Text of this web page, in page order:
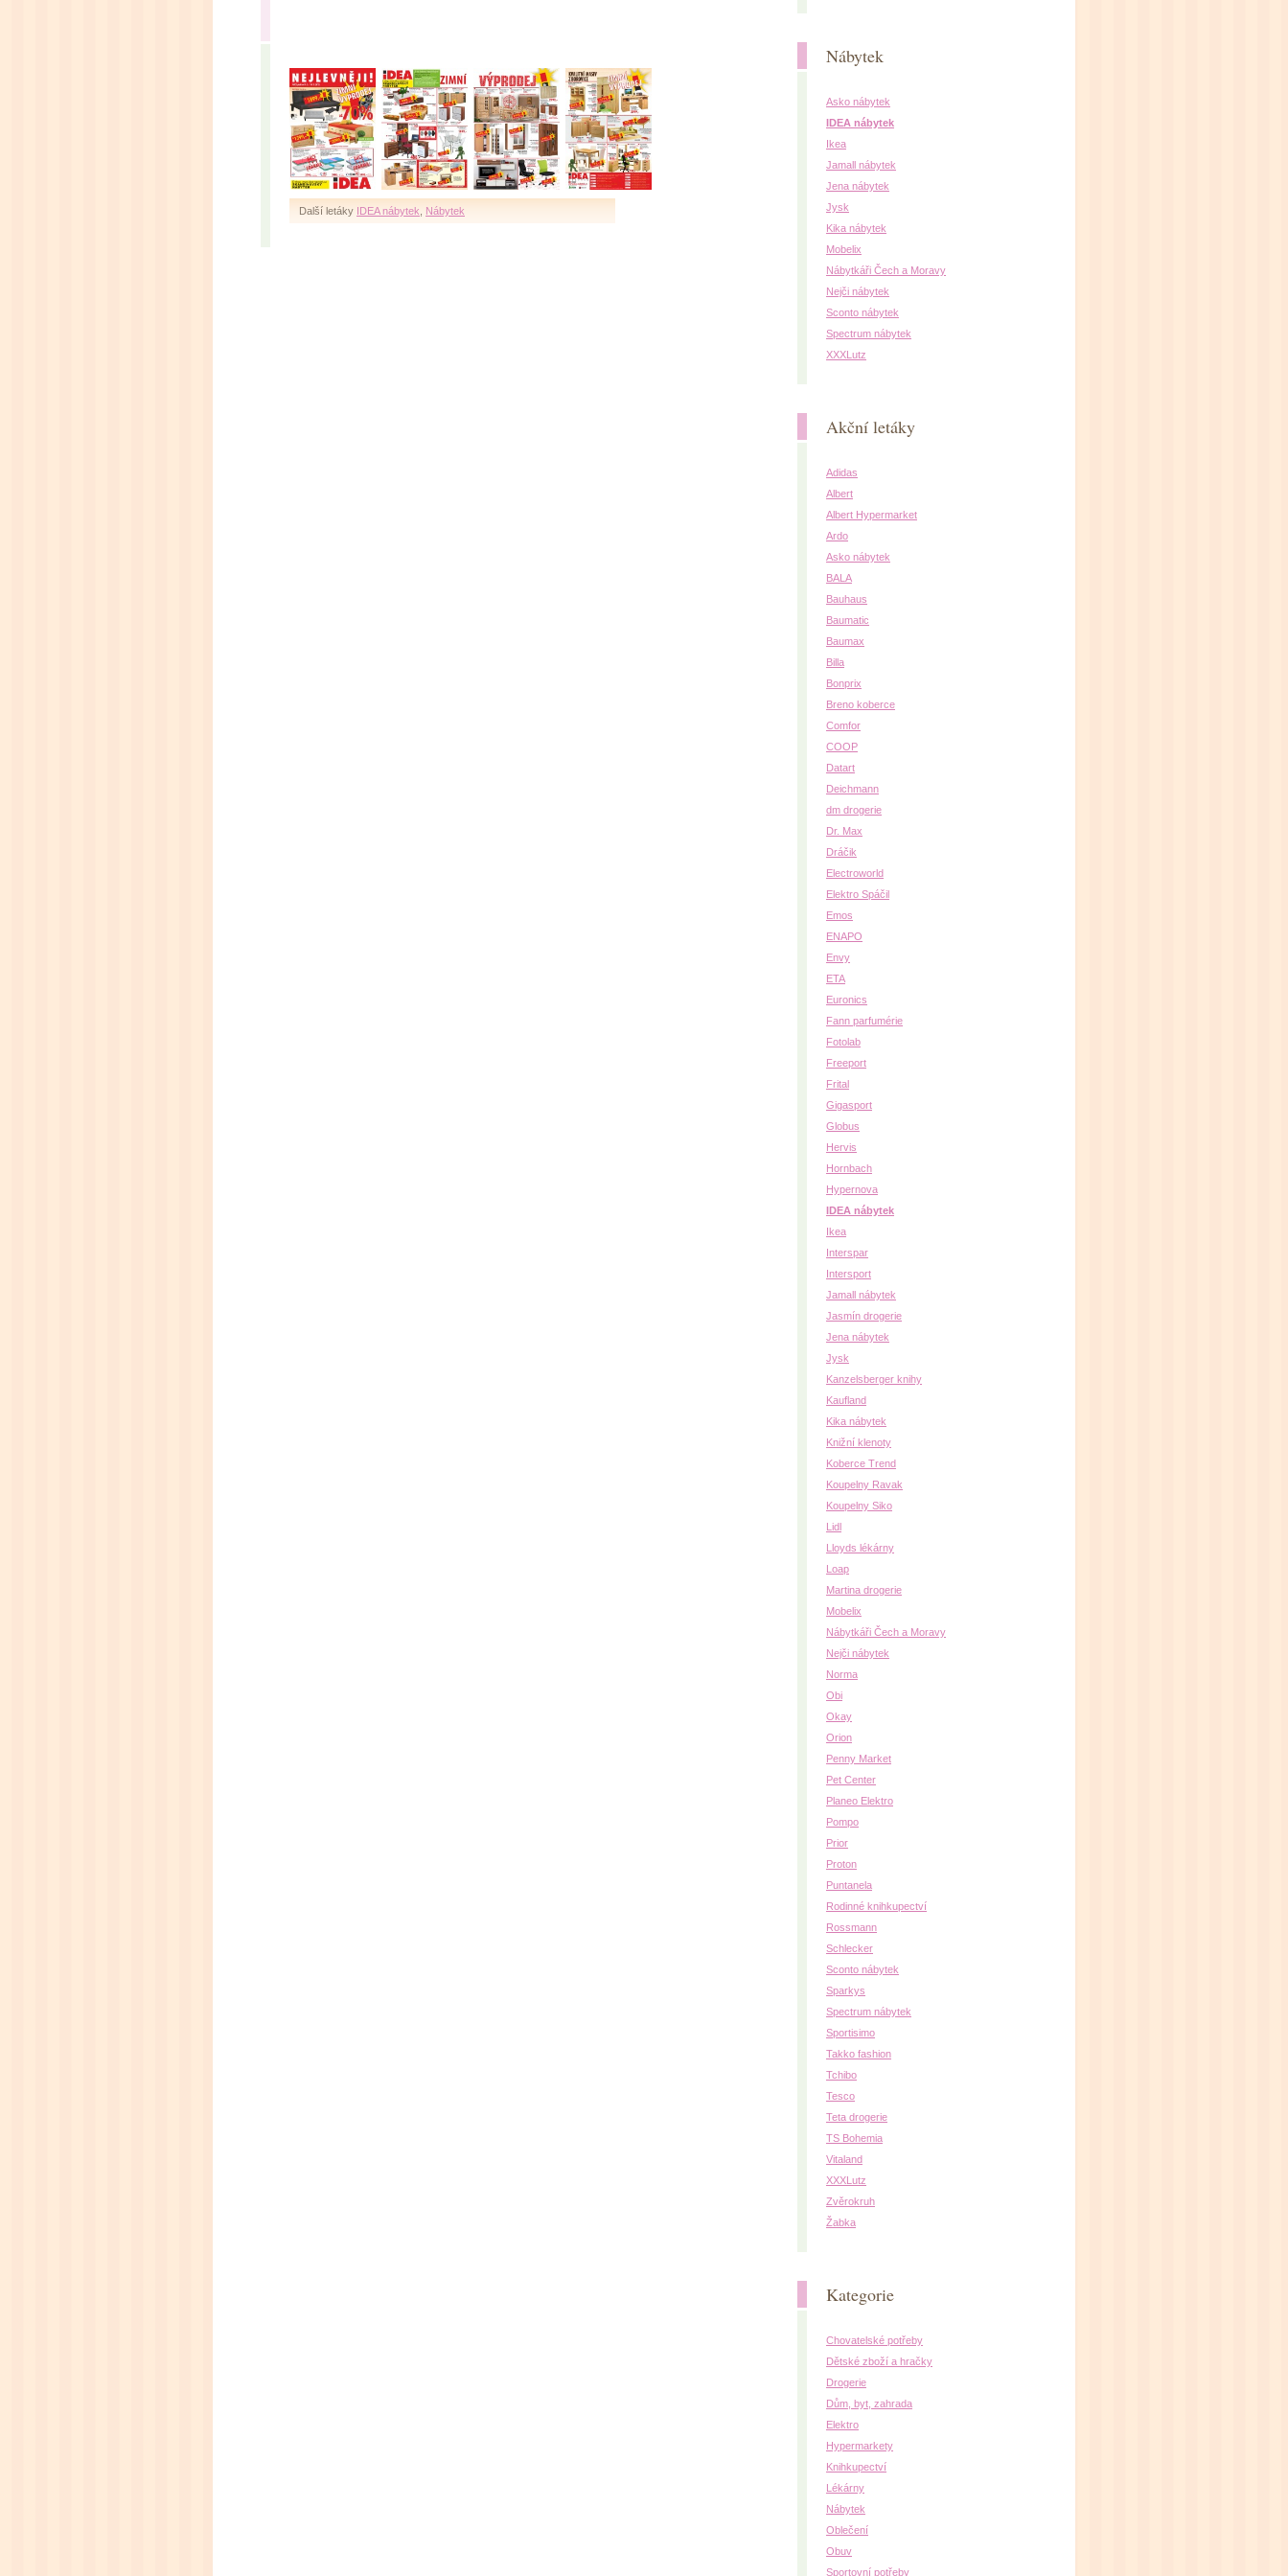
Další letáky IDEA nábytek Nábytek
Nábytek
Asko nábytek
IDEA nábytek
Ikea
Jamall nábytek
Jena nábytek
Jysk
Kika nábytek
Mobelix
Nábytkáři Čech a Moravy
Nejči nábytek
Sconto nábytek
Spectrum nábytek
XXXLutz
Akční letáky
Adidas
Albert
Albert Hypermarket
Ardo
Asko nábytek
BALA
Bauhaus
Baumatic
Baumax
Billa
Bonprix
Breno koberce
Comfor
COOP
Datart
Deichmann
dm drogerie
Dr. Max
Dráčik
Electroworld
Elektro Spáčil
Emos
ENAPO
Envy
ETA
Euronics
Fann parfumérie
Fotolab
Freeport
Frital
Gigasport
Globus
Hervis
Hornbach
Hypernova
IDEA nábytek
Ikea
Interspar
Intersport
Jamall nábytek
Jasmín drogerie
Jena nábytek
Jysk
Kanzelsberger knihy
Kaufland
Kika nábytek
Knižní klenoty
Koberce Trend
Koupelny Ravak
Koupelny Siko
Lidl
Lloyds lékárny
Loap
Martina drogerie
Mobelix
Nábytkáři Čech a Moravy
Nejči nábytek
Norma
Obi
Okay
Orion
Penny Market
Pet Center
Planeo Elektro
Pompo
Prior
Proton
Puntanela
Rodinné knihkupectví
Rossmann
Schlecker
Sconto nábytek
Sparkys
Spectrum nábytek
Sportisimo
Takko fashion
Tchibo
Tesco
Teta drogerie
TS Bohemia
Vitaland
XXXLutz
Zvěrokruh
Žabka
Kategorie
Chovatelské potřeby
Dětské zboží a hračky
Drogerie
Dům, byt, zahrada
Elektro
Hypermarkety
Knihkupectví
Lékárny
Nábytek
Oblečení
Obuv
Sportovní potřeby